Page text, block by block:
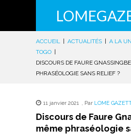
ACCUEIL ACTUALITÉS A LA
TOGO
DISCOURS DE FAURE
PHRASÉOLOGIE SANS RELIEF ?
11 janvier 2021 , Par LOME
Discours de Faure
même phraséologie